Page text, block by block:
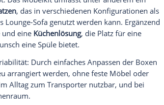
, das gegenüber
von bis zu etwa 50 %
den Nutzerinnen und
können.
die Campermanufaktur Berlin auch
und komplette Innenausbautenan,
ausgebaut wird.